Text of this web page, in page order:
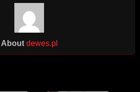
About dewes.pl